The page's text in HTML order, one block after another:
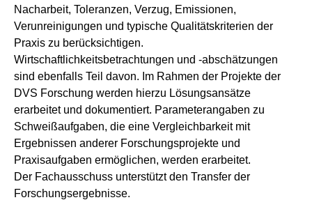
Nacharbeit, Toleranzen, Verzug, Emissionen,
Verunreinigungen und typische Qualitätskriterien der
Praxis zu berücksichtigen.
Wirtschaftlichkeitsbetrachtungen und -abschätzungen
sind ebenfalls Teil davon. Im Rahmen der Projekte der
DVS Forschung werden hierzu Lösungsansätze
erarbeitet und dokumentiert. Parameterangaben zu
Schweißaufgaben, die eine Vergleichbarkeit mit
Ergebnissen anderer Forschungsprojekte und
Praxisaufgaben ermöglichen, werden erarbeitet.
Der Fachausschuss unterstützt den Transfer der
Forschungsergebnisse.